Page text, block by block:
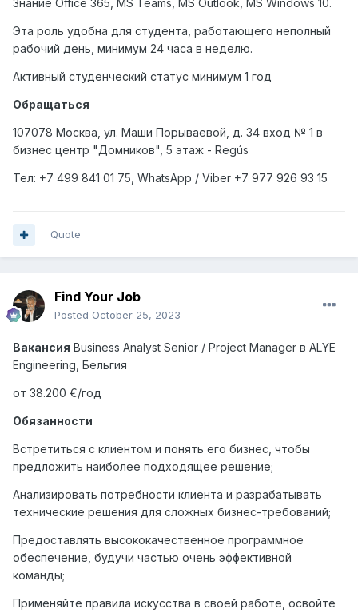
Знание Office 365, MS Teams, MS Outlook, MS Windows 10.
Эта роль удобна для студента, работающего неполный
рабочий день, минимум 24 часа в неделю.
Активный студенческий статус минимум 1 год
Обращаться
107078 Москва, ул. Маши Порываевой, д. 34 вход № 1 в
бизнес центр "Домников", 5 этаж - Regús
Тел: +7 499 841 01 75, WhatsApp / Viber +7 977 926 93 15
Quote
Find Your Job
Posted October 25, 2023
Вакансия Business Analyst Senior / Project Manager в ALYE
Engineering, Бельгия
от 38.200 €/год
Обязанности
Встретиться с клиентом и понять его бизнес, чтобы
предложить наиболее подходящее решение;
Анализировать потребности клиента и разрабатывать
технические решения для сложных бизнес-требований;
Предоставлять высококачественное программное
обеспечение, будучи частью очень эффективной
команды;
Применяйте правила искусства в своей работе, освойте